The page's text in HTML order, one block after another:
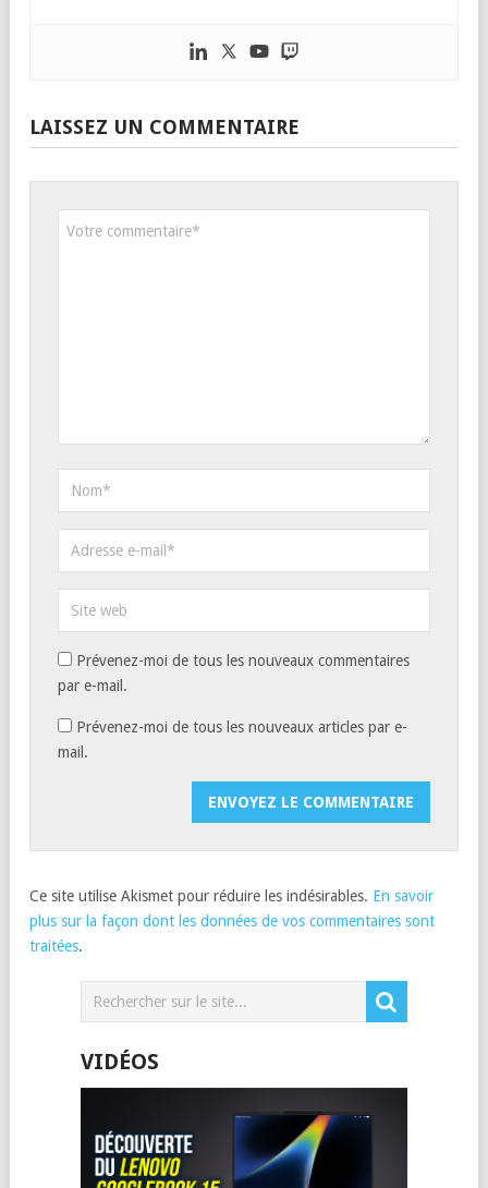
LAISSEZ UN COMMENTAIRE
Prévenez-moi de tous les nouveaux commentaires
par e-mail.
Prévenez-moi de tous les nouveaux articles par e-
mail.
Ce site utilise Akismet pour réduire les indésirables. En savoir
plus sur la façon dont les données de vos commentaires sont
traitées.
VIDÉOS